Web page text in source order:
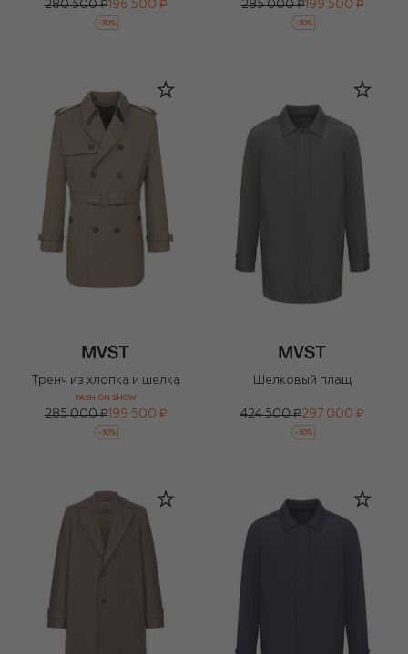
280 500 ₽196 500 ₽
-30%
285 000 ₽199 500 ₽
-30%
Тренч из хлопка и шелка
FASHION SHOW
285 000 ₽199 500 ₽
-30%
Шелковый плащ
424 500 ₽297 000 ₽
-30%